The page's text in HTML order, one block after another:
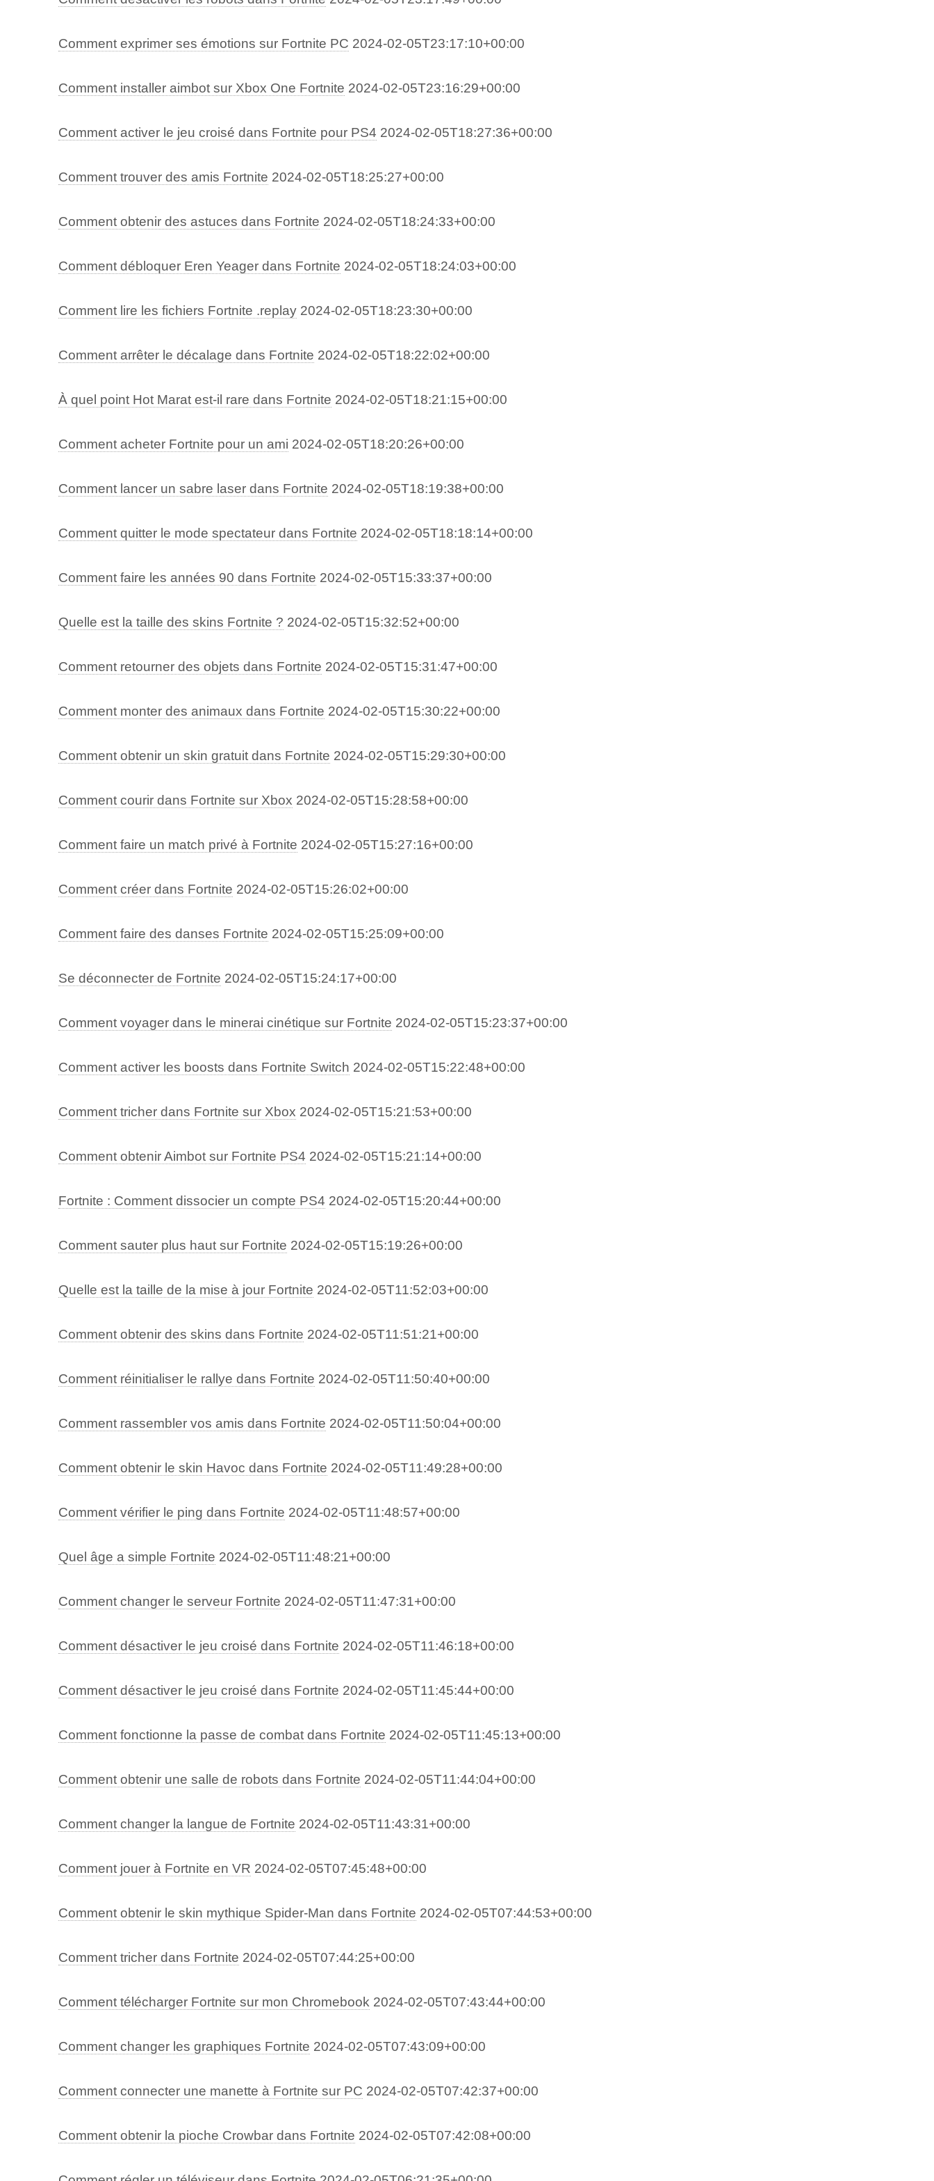
Comment exprimer ses émotions sur Fortnite PC 2024-02-05T23:17:10+00:00
Comment installer aimbot sur Xbox One Fortnite 2024-02-05T23:16:29+00:00
Comment activer le jeu croisé dans Fortnite pour PS4 2024-02-05T18:27:36+00:00
Comment trouver des amis Fortnite 2024-02-05T18:25:27+00:00
Comment obtenir des astuces dans Fortnite 2024-02-05T18:24:33+00:00
Comment débloquer Eren Yeager dans Fortnite 2024-02-05T18:24:03+00:00
Comment lire les fichiers Fortnite .replay 2024-02-05T18:23:30+00:00
Comment arrêter le décalage dans Fortnite 2024-02-05T18:22:02+00:00
À quel point Hot Marat est-il rare dans Fortnite 2024-02-05T18:21:15+00:00
Comment acheter Fortnite pour un ami 2024-02-05T18:20:26+00:00
Comment lancer un sabre laser dans Fortnite 2024-02-05T18:19:38+00:00
Comment quitter le mode spectateur dans Fortnite 2024-02-05T18:18:14+00:00
Comment faire les années 90 dans Fortnite 2024-02-05T15:33:37+00:00
Quelle est la taille des skins Fortnite ? 2024-02-05T15:32:52+00:00
Comment retourner des objets dans Fortnite 2024-02-05T15:31:47+00:00
Comment monter des animaux dans Fortnite 2024-02-05T15:30:22+00:00
Comment obtenir un skin gratuit dans Fortnite 2024-02-05T15:29:30+00:00
Comment courir dans Fortnite sur Xbox 2024-02-05T15:28:58+00:00
Comment faire un match privé à Fortnite 2024-02-05T15:27:16+00:00
Comment créer dans Fortnite 2024-02-05T15:26:02+00:00
Comment faire des danses Fortnite 2024-02-05T15:25:09+00:00
Se déconnecter de Fortnite 2024-02-05T15:24:17+00:00
Comment voyager dans le minerai cinétique sur Fortnite 2024-02-05T15:23:37+00:00
Comment activer les boosts dans Fortnite Switch 2024-02-05T15:22:48+00:00
Comment tricher dans Fortnite sur Xbox 2024-02-05T15:21:53+00:00
Comment obtenir Aimbot sur Fortnite PS4 2024-02-05T15:21:14+00:00
Fortnite : Comment dissocier un compte PS4 2024-02-05T15:20:44+00:00
Comment sauter plus haut sur Fortnite 2024-02-05T15:19:26+00:00
Quelle est la taille de la mise à jour Fortnite 2024-02-05T11:52:03+00:00
Comment obtenir des skins dans Fortnite 2024-02-05T11:51:21+00:00
Comment réinitialiser le rallye dans Fortnite 2024-02-05T11:50:40+00:00
Comment rassembler vos amis dans Fortnite 2024-02-05T11:50:04+00:00
Comment obtenir le skin Havoc dans Fortnite 2024-02-05T11:49:28+00:00
Comment vérifier le ping dans Fortnite 2024-02-05T11:48:57+00:00
Quel âge a simple Fortnite 2024-02-05T11:48:21+00:00
Comment changer le serveur Fortnite 2024-02-05T11:47:31+00:00
Comment désactiver le jeu croisé dans Fortnite 2024-02-05T11:46:18+00:00
Comment désactiver le jeu croisé dans Fortnite 2024-02-05T11:45:44+00:00
Comment fonctionne la passe de combat dans Fortnite 2024-02-05T11:45:13+00:00
Comment obtenir une salle de robots dans Fortnite 2024-02-05T11:44:04+00:00
Comment changer la langue de Fortnite 2024-02-05T11:43:31+00:00
Comment jouer à Fortnite en VR 2024-02-05T07:45:48+00:00
Comment obtenir le skin mythique Spider-Man dans Fortnite 2024-02-05T07:44:53+00:00
Comment tricher dans Fortnite 2024-02-05T07:44:25+00:00
Comment télécharger Fortnite sur mon Chromebook 2024-02-05T07:43:44+00:00
Comment changer les graphiques Fortnite 2024-02-05T07:43:09+00:00
Comment connecter une manette à Fortnite sur PC 2024-02-05T07:42:37+00:00
Comment obtenir la pioche Crowbar dans Fortnite 2024-02-05T07:42:08+00:00